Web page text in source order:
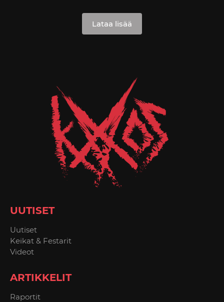
Lataa lisää
UUTISET
Uutiset
Keikat & Festarit
Videot
ARTIKKELIT
Raportit